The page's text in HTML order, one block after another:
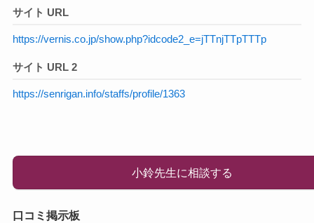
サイト URL
https://vernis.co.jp/show.php?idcode2_e=jTTnjTTpTTTp
サイト URL 2
https://senrigan.info/staffs/profile/1363
小鈴先生に相談する
口コミ掲示板